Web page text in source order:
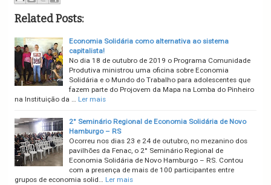
Related Posts:
Economia Solidária como alternativa ao sistema
capitalista!
No dia 18 de outubro de 2019 o Programa Comunidade
Produtiva ministrou uma oficina sobre Economia
Solidária e o Mundo do Trabalho para adolescentes que
fazem parte do Projovem da Mapa na Lomba do Pinheiro
na Instituição da … Ler mais
2° Seminário Regional de Economia Solidária de Novo
Hamburgo – RS
Ocorreu nos dias 23 e 24 de outubro, no mezanino dos
pavilhões da Fenac, o 2° Seminário Regional de
Economia Solidária de Novo Hamburgo – RS. Contou
com a presença de mais de 100 participantes entre
grupos de economia solid… Ler mais